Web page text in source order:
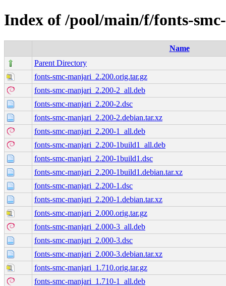
Index of /pool/main/f/fonts-
Name
Parent Directory
fonts-smc-manjari_2.200.orig.tar.gz
fonts-smc-manjari_2.200-2_all.deb
fonts-smc-manjari_2.200-2.dsc
fonts-smc-manjari_2.200-2.debian.tar.xz
fonts-smc-manjari_2.200-1_all.deb
fonts-smc-manjari_2.200-1build1_all.deb
fonts-smc-manjari_2.200-1build1.dsc
fonts-smc-manjari_2.200-1build1.debian.tar.xz
fonts-smc-manjari_2.200-1.dsc
fonts-smc-manjari_2.200-1.debian.tar.xz
fonts-smc-manjari_2.000.orig.tar.gz
fonts-smc-manjari_2.000-3_all.deb
fonts-smc-manjari_2.000-3.dsc
fonts-smc-manjari_2.000-3.debian.tar.xz
fonts-smc-manjari_1.710.orig.tar.gz
fonts-smc-manjari_1.710-1_all.deb